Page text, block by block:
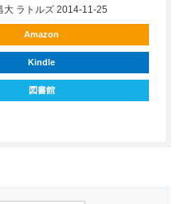
大 ラトルズ 2014-11-25
Amazon
Kindle
図書館